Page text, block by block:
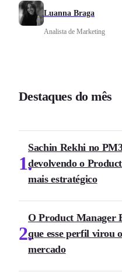
Luanna Braga
Analista de Marketing
Destaques do mês
1
Sachin Rekhi no
devolvendo o
mais estratégico
2
O Product Manager
que esse perfil virou
mercado